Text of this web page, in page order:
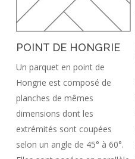
POINT DE HONGRIE
Un parquet en point de
Hongrie est composé de
planches de mêmes
dimensions dont les
extrémités sont coupées
selon un angle de 45° à 60°.